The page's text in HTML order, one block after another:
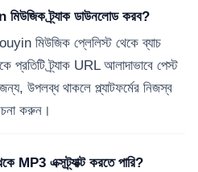
মিউজিক ট্র্যাক ডাউনলোড করব?
মিউজিক প্লেলিস্ট থেকে ব্যাচ
ট্র্যাক URL আলাদাভাবে পেস্ট
উপলব্ধ থাকলে প্ল্যাটফর্মের নিজস্ব
করুন।
এক্সট্র্যাক্ট করতে পারি?